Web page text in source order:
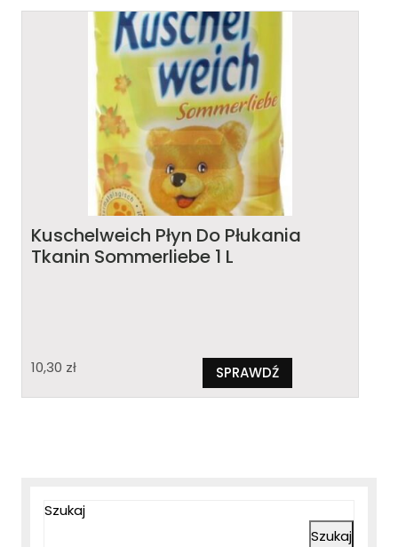
Kuschelweich Płyn Do Płukania
Tkanin Sommerliebe 1 L
10,30 zł SPRAWDŹ
Szukaj
Szukaj